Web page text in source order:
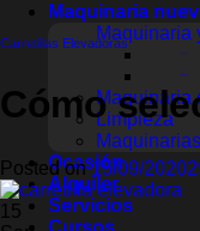
Maquinaria
Maquinaria
Maquinaria
Limpieza
Ocasión
Alquiler
Servicios
Cursos
Carretillas Elevadoras
Cómo
Posted on15/09/2020
15